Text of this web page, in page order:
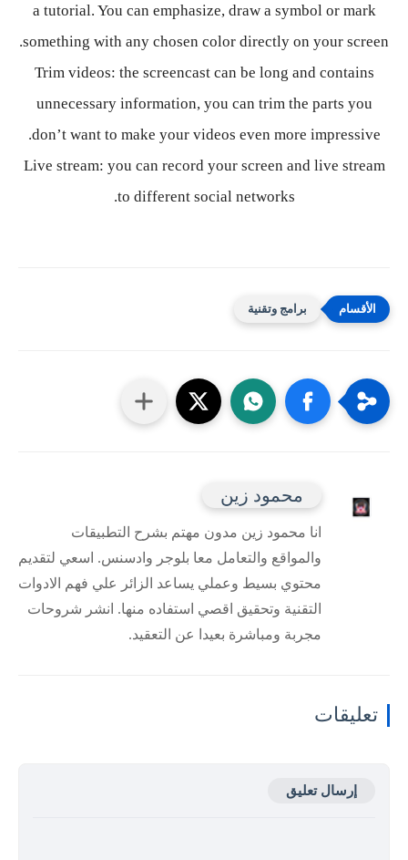
a tutorial. You can emphasize, draw a symbol or mark
something with any chosen color directly on your screen.
Trim videos: the screencast can be long and contains
unnecessary information, you can trim the parts you
don’t want to make your videos even more impressive.
Live stream: you can record your screen and live stream
to different social networks.
برامج وتقنية
محمود زين
انا محمود زين مدون مهتم بشرح التطبيقات
والمواقع والتعامل معا بلوجر وادسنس. اسعي لتقديم
محتوي بسيط وعملي يساعد الزائر علي فهم الادوات
التقنية وتحقيق اقصي استفاده منها. انشر شروحات
مجربة ومباشرة بعيدا عن التعقيد.
تعليقات
إرسال تعليق